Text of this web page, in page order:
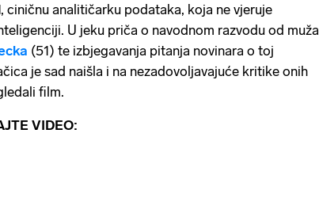
, ciničnu analitičarku podataka, koja ne vjeruje
U jeku priča o navodnom razvodu od muža
(51) te izbjegavanja pitanja novinara o toj
je sad naišla i na nezadovoljavajuće kritike onih
film.
VIDEO: